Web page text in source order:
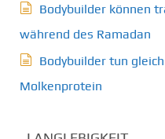
Bodybuilder können
während des Ramadan
Bodybuilder tun
Molkenprotein